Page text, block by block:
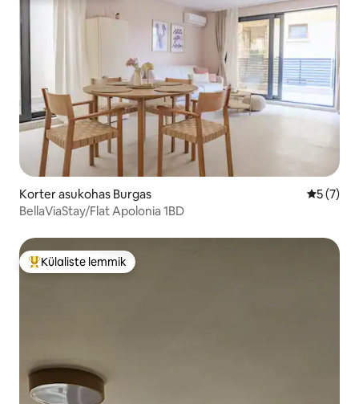
Korter asukohas Burgas
5 (7)
BellaViaStay/Flat Apolonia 1BD
Külaliste suur lemmik
Külaliste lemmik